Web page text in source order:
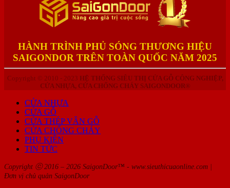
HÀNH TRÌNH PHỦ SÓNG THƯƠNG HIỆU
SAIGONDOR TRÊN TOÀN QUỐC NĂM 2025
Copyright © 2010 - 2023 HỆ THỐNG SIÊU THỊ CỬA GỖ CÔNG NGHIỆP,
CỬA NHỰA, CỬA CHỐNG CHÁY SAIGONDOOR®
CỬA NHỰA
CỬA GỖ
CỬA THÉP VÂN GỖ
CỬA CHỐNG CHÁY
PHỤ KIỆN
TIN TỨC
Copyright ⓒ 2016 – 2026 SaigonDoor™ - www.sieuthicuaonline.com |
Đơn vị chủ quản SaigonDoor